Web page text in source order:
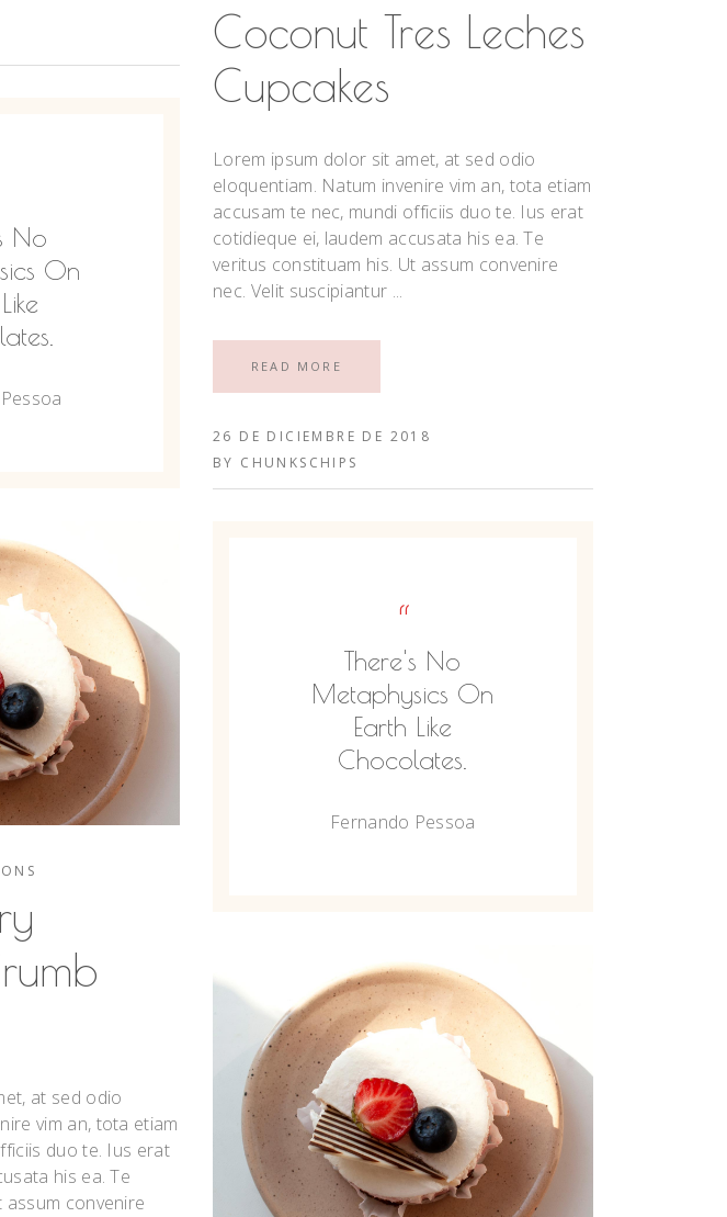
Coconut Tres Leches
Cupcakes
Lorem ipsum dolor sit amet, at sed odio
eloquentiam. Natum invenire vim an, tota etiam
accusam te nec, mundi officiis duo te. Ius erat
cotidieque ei, laudem accusata his ea. Te
veritus constituam his. Ut assum convenire
nec. Velit suscipiantur
READ MORE
26 DE DICIEMBRE DE 2018
BY CHUNKSCHIPS
No
On
at sed odio
vim an, tota etiam
duo te. Ius erat
his ea. Te
convenire
“
There's No
Metaphysics On
Earth Like
Chocolates.
Fernando Pessoa